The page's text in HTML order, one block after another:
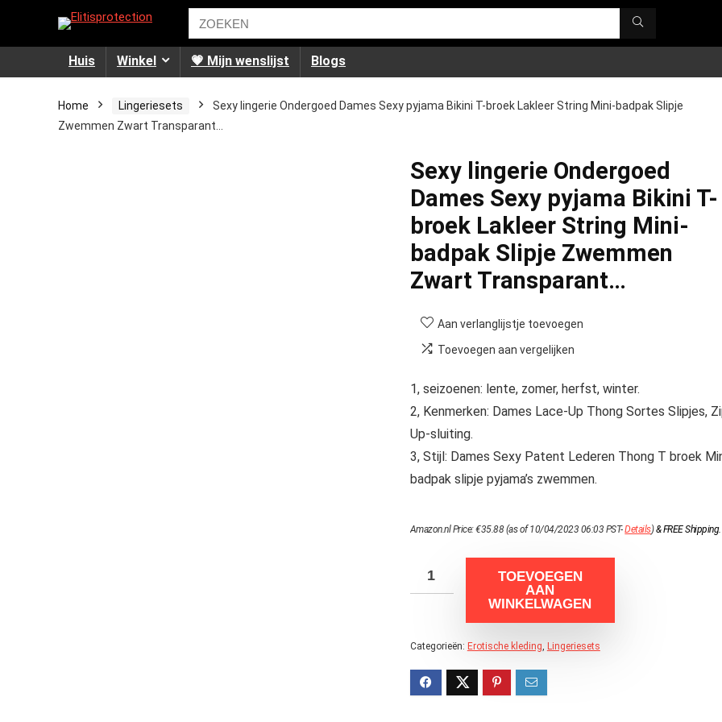
Huis Winkel 💗 Mijn wenslijst Blogs
Home Lingeriesets
Sexy lingerie Ondergoed Dames Sexy pyjama Bikini T-broek Lakleer String Mini-badpak Slipje
Zwemmen Zwart Transparant…
Sexy lingerie Ondergoed
Dames Sexy pyjama Bikini T-
broek Lakleer String Mini-
badpak Slipje Zwemmen
Zwart Transparant…
Aan verlanglijstje toevoegen
Toevoegen aan vergelijken
1, seizoenen: lente, zomer, herfst, winter.
2, Kenmerken: Dames Lace-Up Thong Sortes Slipjes,
Up-sluiting.
3, Stijl: Dames Sexy Patent Lederen Thong T broek
badpak slipje pyjama’s zwemmen.
Amazon.nl Price:€35.88(as of 10/04/2023 06:03 PST-Details)&FREE Shipping.
TOEVOEGEN
AAN
WINKELWAGEN
Categorieën: Erotische kleding, Lingeriesets